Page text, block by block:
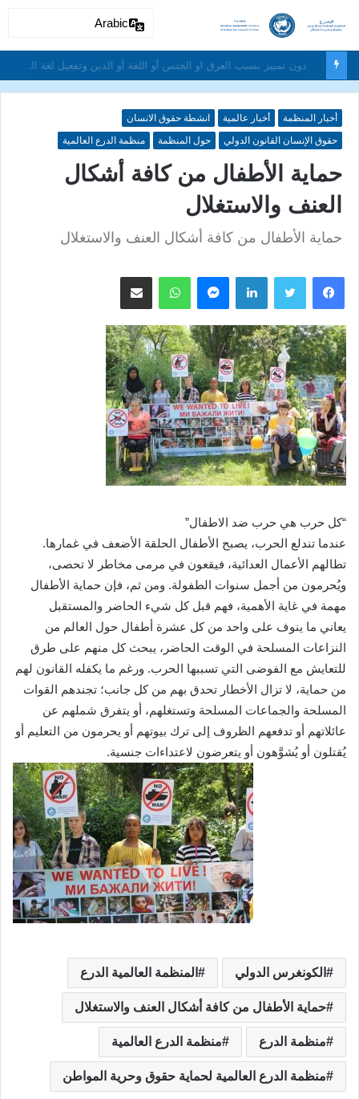
دون تمييز بسبب العرق او الجنس أو اللغة أو الدين وتفعيل لغة الحوار والتعايش السلمي ونبذ العنف والتطرف والتمييز العنصري
أخبار المنظمة أخبار عالمية
انشطة حقوق الانسان
حقوق الإنسان القانون الدولي
حول المنظمة منظمة الدرع العالمية
حماية الأطفال من كافة أشكال
العنف والاستغلال
حماية الأطفال من كافة أشكال العنف والاستغلال
لينكدإن ماسنجر واتساب مشاركة عبر البريد
“كل حرب هي حرب ضد الاطفال”
عندما تندلع الحرب، يصبح الأطفال الحلقة الأضعف في غمارها.
تطالهم الأعمال العدائية، فيقعون في مرمى مخاطر لا تحصى،
ويُحرمون من أجمل سنوات الطفولة. ومن ثم، فإن حماية الأطفال
مهمة في غاية الأهمية، فهم قبل كل شيء الحاضر والمستقبل
يعاني ما ينوف على واحد من كل عشرة أطفال حول العالم من
النزاعات المسلحة في الوقت الحاضر، يبحث كل منهم على طرق
للتعايش مع الفوضى التي تسببها الحرب. ورغم ما يكفله القانون لهم
من حماية، لا تزال الأخطار تحدق بهم من كل جانب؛ تجندهم القوات
المسلحة والجماعات المسلحة وتستغلهم، أو يتفرق شملهم عن
عائلاتهم أو تدفعهم الظروف إلى ترك بيوتهم أو يحرمون من التعليم أو
يُقتلون أو يُشوَّهون أو يتعرضون لاعتداءات جنسية.
الكونغرس الدولي المنظمة العالمية الدرع
حماية الأطفال من كافة أشكال العنف والاستغلال
منظمة الدرع منظمة الدرع العالمية
منظمة الدرع العالمية لحماية حقوق وحرية المواطن
Arabic